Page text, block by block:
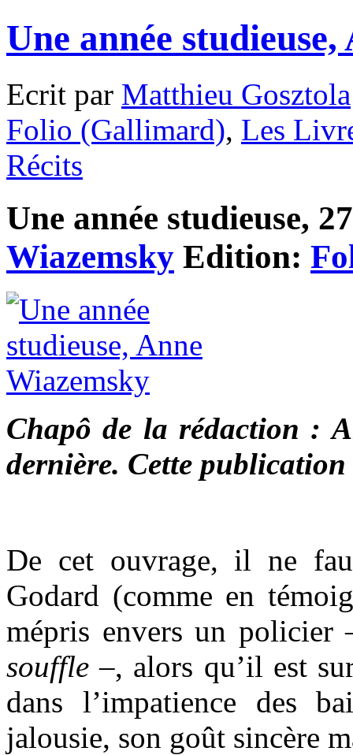
Une année
Ecrit par Matthieu Gosztola
Folio (Gallimard), Les
Récits
Une année studieuse,
Wiazemsky Edition:
Chapô de la rédaction :
dernière. Cette
De cet ouvrage, il ne
Godard (comme en
mépris envers un policier
souffle –, alors qu’il est
dans l’impatience des
jalousie, son goût sincère